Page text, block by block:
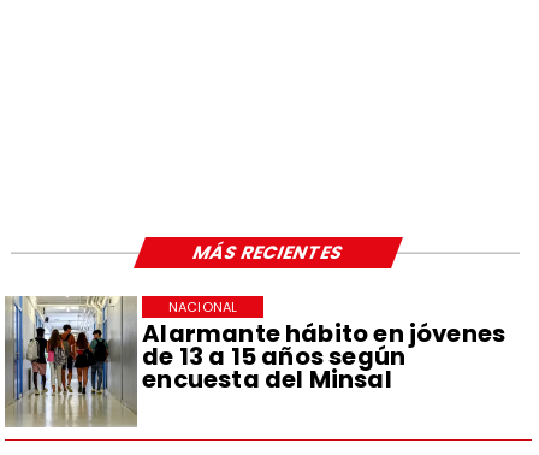
Alarmante hábito en jóvenes
de 13 a 15 años según
encuesta del Minsal
NACIONAL
MÁS RECIENTES